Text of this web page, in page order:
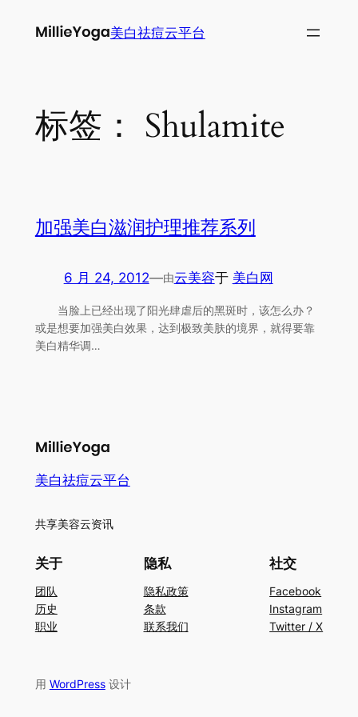
美白祛痘云平台
标签： Shulamite
加强美白滋润护理推荐系列
6 月 24, 2012—由云美容于 美白网
当脸上已经出现了阳光肆虐后的黑斑时，该怎么办？
或是想要加强美白效果，达到极致美肤的境界，就得要靠
美白精华调…
美白祛痘云平台
共享美容云资讯
关于
团队
历史
职业
隐私
隐私政策
条款
联系我们
社交
Facebook
Instagram
Twitter / X
用 WordPress设计